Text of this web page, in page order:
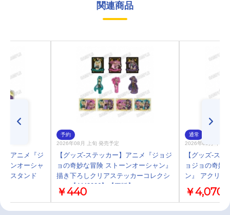
関連商品
】アニメ『ジ
ーンオーシャ
ルスタンド
予約
2026年08月 上旬 発売予定
【グッズ-ステッカー】アニメ『ジョジ
ョの奇妙な冒険 ストーンオーシャン』
描き下ろしクリアステッカーコレクシ
ョン【AM2026】【再販】
￥440
通常
2026年05月 中 発
【グッズ-ス
ョジョの奇妙
ン』 アクリ
￥4,070